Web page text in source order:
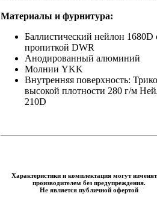
Материалы и фурнитура:
Баллистический нейлон 1680D
пропиткой DWR
Анодированный алюминий
Молнии YKK
Внутренняя поверхность:
высокой плотности 280 г/м
210D
Характеристики и комплектация могут
производителем без предупреждения.
Не является публичной офертой